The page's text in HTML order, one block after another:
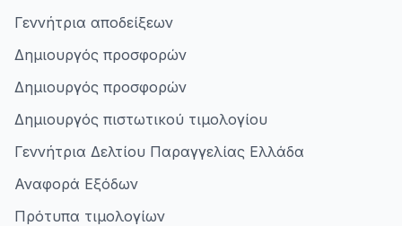
Γεννήτρια αποδείξεων
Δημιουργός προσφορών
Δημιουργός προσφορών
Δημιουργός πιστωτικού τιμολογίου
Γεννήτρια Δελτίου Παραγγελίας Ελλάδα
Αναφορά Εξόδων
Πρότυπα τιμολογίων